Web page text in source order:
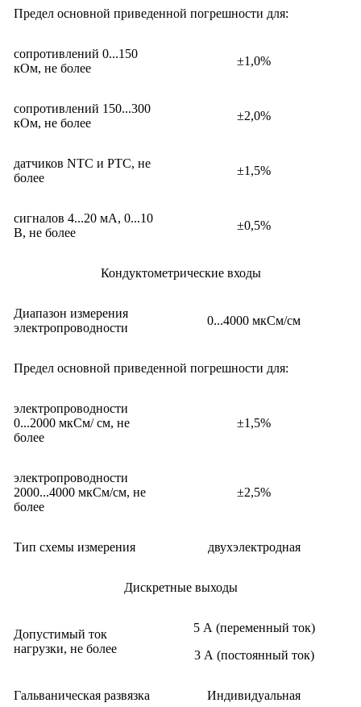
Предел основной приведенной погрешности для:
сопротивлений 0...150
кОм, не более
±1,0%
сопротивлений 150...300
кОм, не более
±2,0%
датчиков NTC и PTC, не
более
±1,5%
сигналов 4...20 мА, 0...10
В, не более
±0,5%
Кондуктометрические входы
Диапазон измерения
электропроводности
0...4000 мкСм/см
Предел основной приведенной погрешности для:
электропроводности
0...2000 мкСм/ см, не
более
±1,5%
электропроводности
2000...4000 мкСм/см, не
более
±2,5%
Тип схемы измерения двухэлектродная
Дискретные выходы
Допустимый ток
нагрузки, не более
5 А (переменный ток)
3 А (постоянный ток)
Гальваническая развязка Индивидуальная